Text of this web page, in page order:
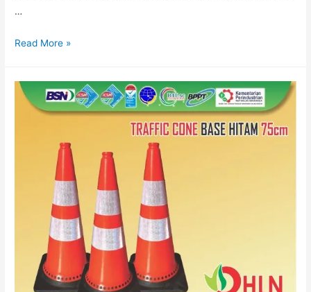
…
TRAFFIC
HITAM
Read More »